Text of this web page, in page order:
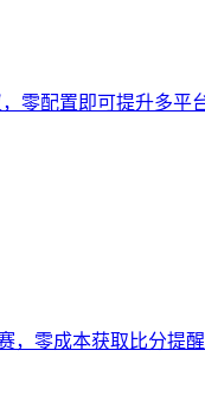
零配置即可提升多平
零成本获取比分提醒